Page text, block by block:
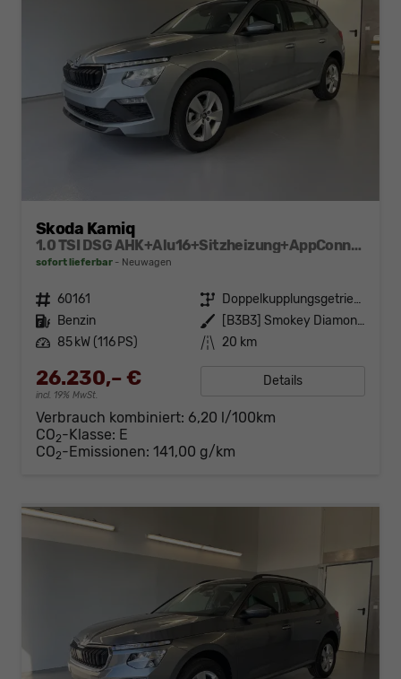
Skoda Kamiq
1.0 TSI DSG AHK+Alu16+Sitzheizung+AppConnect+GV5+LED+Nebel+Klima
sofort lieferbar Neuwagen
Fahrzeugnr. 60161 Getriebe
Doppelkupplungsgetriebe (DSG)
Kraftstoff Benzin Außenfarbe
[B3B3] Smokey Diamond-Silber Metallic
Leistung 85 kW (116 PS) Kilometerstand 20 km
26.230,– €
incl. 19% MwSt.
Details
Verbrauch kombiniert: 6,20 l/100km
CO2-Klasse: E
CO2-Emissionen: 141,00 g/km